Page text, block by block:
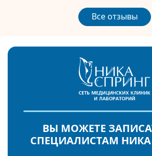
Все отзывы
ВЫ МОЖЕТЕ
СПЕЦИАЛИСТАМ